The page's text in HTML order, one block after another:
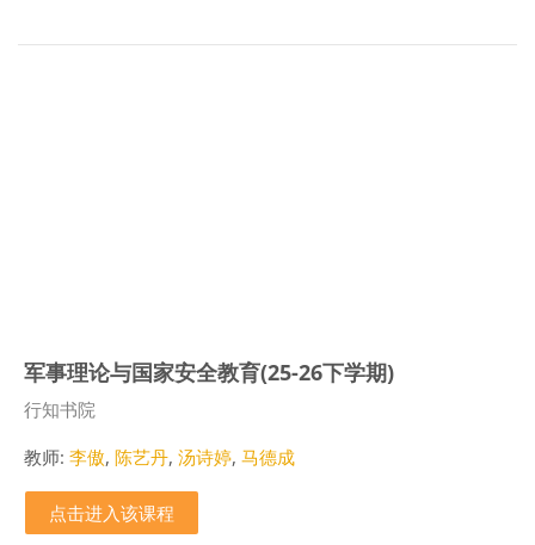
军事理论与国家安全教育(25-26下学期)
课程类别
行知书院
教师: 李傲, 陈艺丹, 汤诗婷, 马德成
点击进入该课程